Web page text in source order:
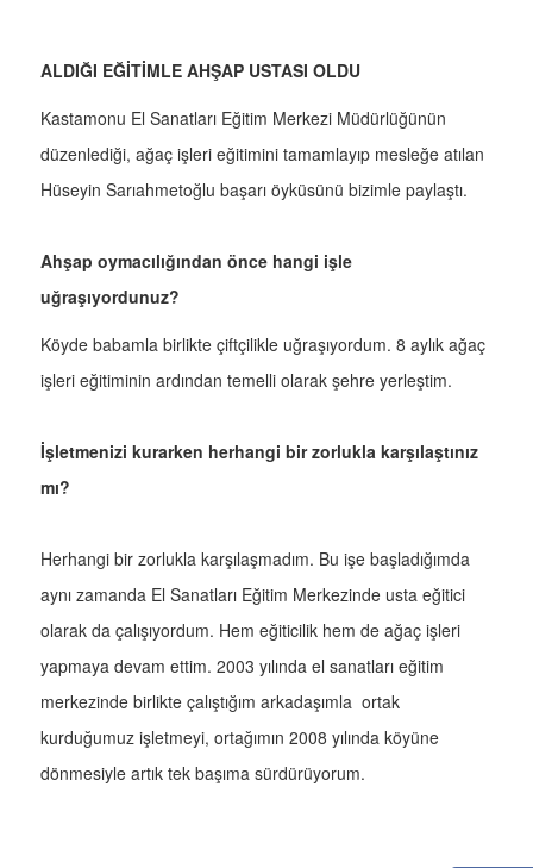
ALDIĞI EĞİTİMLE AHŞAP USTASI OLDU
Kastamonu El Sanatları Eğitim Merkezi Müdürlüğünün
düzenlediği, ağaç işleri eğitimini tamamlayıp mesleğe atılan
Hüseyin Sarıahmetoğlu başarı öyküsünü bizimle paylaştı.
Ahşap oymacılığından önce hangi işle
uğraşıyordunuz?
Köyde babamla birlikte çiftçilikle uğraşıyordum. 8 aylık ağaç
işleri eğitiminin ardından temelli olarak şehre yerleştim.
İşletmenizi kurarken herhangi bir zorlukla karşılaştınız
mı?
Herhangi bir zorlukla karşılaşmadım. Bu işe başladığımda
aynı zamanda El Sanatları Eğitim Merkezinde usta eğitici
olarak da çalışıyordum. Hem eğiticilik hem de ağaç işleri
yapmaya devam ettim. 2003 yılında el sanatları eğitim
merkezinde birlikte çalıştığım arkadaşımla ortak
kurduğumuz işletmeyi, ortağımın 2008 yılında köyüne
dönmesiyle artık tek başıma sürdürüyorum.